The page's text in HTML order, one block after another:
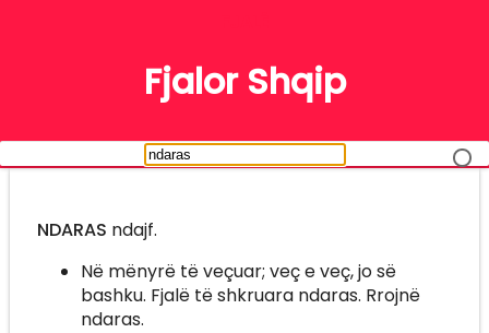
Fjalor Shqip
NDARAS ndajf.
Në mënyrë të veçuar; veç e veç, jo së
bashku. Fjalë të shkruara ndaras. Rrojnë
ndaras.